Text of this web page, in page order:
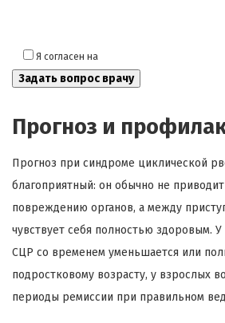
Я согласен на
Прогноз и
Прогноз при синдроме циклической
благоприятный: он обычно не
повреждению органов, а между
чувствует себя полностью здоровым.
СЦР со временем уменьшается или
подростковому возрасту, у взрослых
периоды ремиссии при правильном